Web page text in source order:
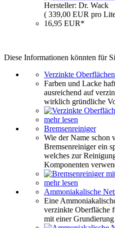
Hersteller: Dr. Wack
( 339,00 EUR pro
16,95 EUR*
Diese Informationen könnten für
Verzinkte
Farben und Lacke
ausreichend auf
wirklich gründliche
mehr lesen
Bremsenreiniger
Wie der Name schon
Bremsenreiniger ein
welches zur
Komponenten
mehr lesen
Ammoniakalische
Eine
verzinkte Oberfläche
mit einer